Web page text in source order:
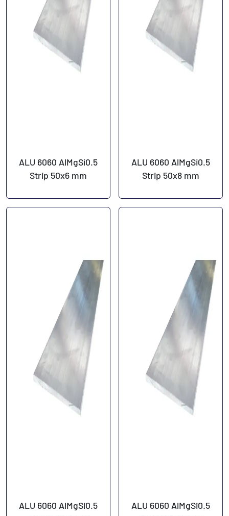
ALU 6060 AlMgSi0.5
Strip 50x6 mm
ALU 6060 AlMgSi0.5
Strip 50x8 mm
ALU 6060 AlMgSi0.5
ALU 6060 AlMgSi0.5